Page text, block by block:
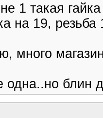
1 такая
на 19, резьба
много
одна..но блин